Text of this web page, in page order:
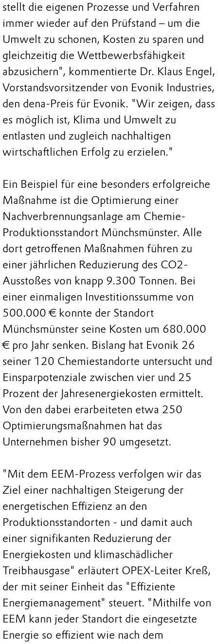
stellt die eigenen Prozesse und Verfahren
immer wieder auf den Prüfstand – um die
Umwelt zu schonen, Kosten zu sparen und
gleichzeitig die Wettbewerbsfähigkeit
abzusichern", kommentierte Dr. Klaus Engel,
Vorstandsvorsitzender von Evonik Industries,
den dena-Preis für Evonik. "Wir zeigen, dass
es möglich ist, Klima und Umwelt zu
entlasten und zugleich nachhaltigen
wirtschaftlichen Erfolg zu erzielen."
Ein Beispiel für eine besonders erfolgreiche
Maßnahme ist die Optimierung einer
Nachverbrennungsanlage am Chemie-
Produktionsstandort Münchsmünster. Alle
dort getroffenen Maßnahmen führen zu
einer jährlichen Reduzierung des CO2-
Ausstoßes von knapp 9.300 Tonnen. Bei
einer einmaligen Investitionssumme von
500.000 € konnte der Standort
Münchsmünster seine Kosten um 680.000
€ pro Jahr senken. Bislang hat Evonik 26
seiner 120 Chemiestandorte untersucht und
Einsparpotenziale zwischen vier und 25
Prozent der Jahresenergiekosten ermittelt.
Von den dabei erarbeiteten etwa 250
Optimierungsmaßnahmen hat das
Unternehmen bisher 90 umgesetzt.
"Mit dem EEM-Prozess verfolgen wir das
Ziel einer nachhaltigen Steigerung der
energetischen Effizienz an den
Produktionsstandorten - und damit auch
einer signifikanten Reduzierung der
Energiekosten und klimaschädlicher
Treibhausgase" erläutert OPEX-Leiter Kreß,
der mit seiner Einheit das "Effiziente
Energiemanagement" steuert. "Mithilfe von
EEM kann jeder Standort die eingesetzte
Energie so effizient wie nach dem